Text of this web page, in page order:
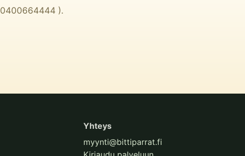
0400664444 ).
Yhteys
myynti@bittiparrat.fi